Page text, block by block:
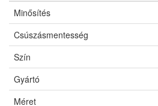
Minősítés
Csúszásmentesség
Szín
Gyártó
Méret